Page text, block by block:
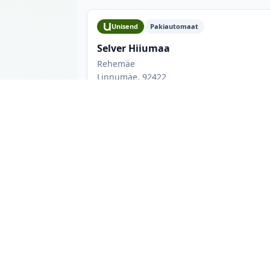
Unisend Pakiautomaat
Selver Hiiumaa
Rehemäe
Linnumäe, 92422